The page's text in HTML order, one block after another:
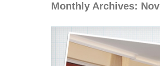
Monthly Archives: